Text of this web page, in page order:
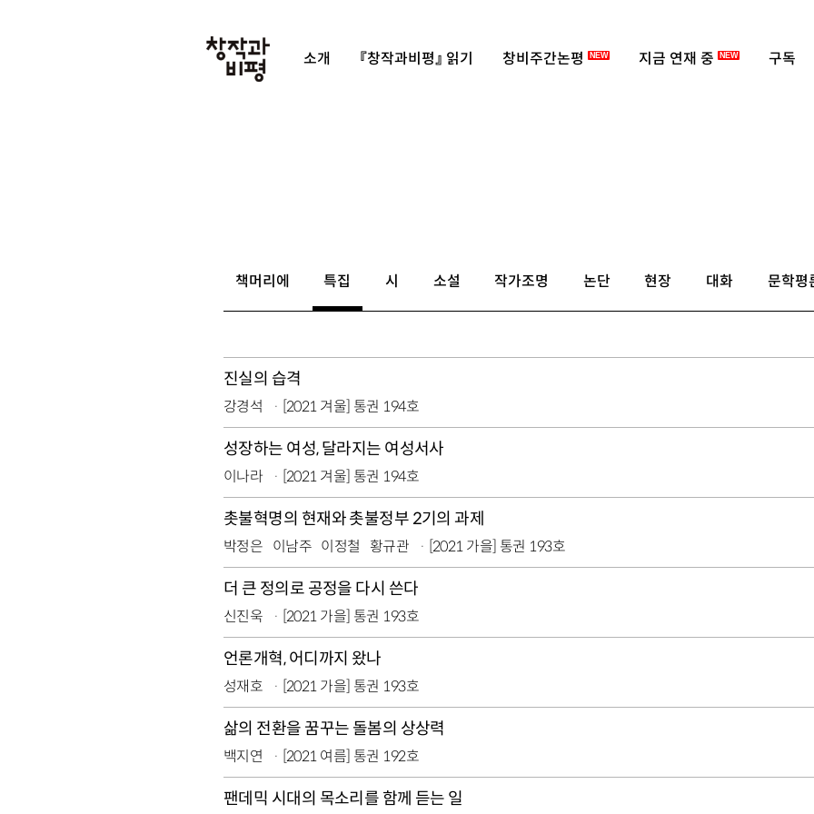
소개 『창작과비평』 읽기 창비주간논평 NEW 지금 연재 중 NEW 구독
책머리에 특집 시 소설 작가조명 논단 현장 대화 문학평
진실의 습격
강경석 [2021 겨울] 통권 194호
성장하는 여성, 달라지는 여성서사
이나라 [2021 겨울] 통권 194호
촛불혁명의 현재와 촛불정부 2기의 과제
박정은 이남주 이정철 황규관 [2021 가을] 통권 193호
더 큰 정의로 공정을 다시 쓴다
신진욱 [2021 가을] 통권 193호
언론개혁, 어디까지 왔나
성재호 [2021 가을] 통권 193호
삶의 전환을 꿈꾸는 돌봄의 상상력
백지연 [2021 여름] 통권 192호
팬데믹 시대의 목소리를 함께 듣는 일